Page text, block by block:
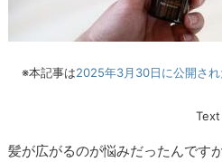
※本記事は2025年3月30日に公開さ
髪が広がるのが悩みだったんです